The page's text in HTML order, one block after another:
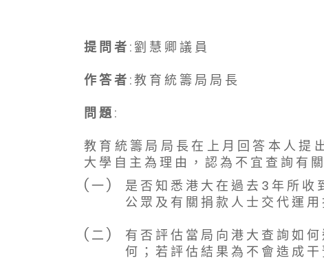
提 問 者 : 劉 慧 卿 議 員
作 答 者 : 教 育 統 籌 局 局 長
問 題:
教 育 統 籌 局 局 長 在 上 月 回 答 本 人 提
大 學 自 主 為 理 由 ， 認 為 不 宜 查 詢 有
( 一 )
是 否 知 悉 港 大 在 過 去 3 年 所 收
公 眾 及 有 關 捐 款 人 士 交 代 運
( 二 )
有 否 評 估 當 局 向 港 大 查 詢 如
何 ； 若 評 估 結 果 為 不 會 造 成